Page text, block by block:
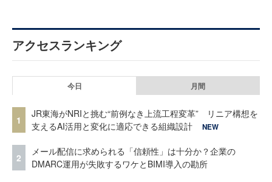
アクセスランキング
今日 月間
1
JR東海がNRIと挑む“前例なき上流工程変革” リニア構想を
支えるAI活用と変化に適応できる組織設計
NEW
2
メール配信に求められる「信頼性」は十分か？企業の
DMARC運用が失敗するワケとBIMI導入の勘所